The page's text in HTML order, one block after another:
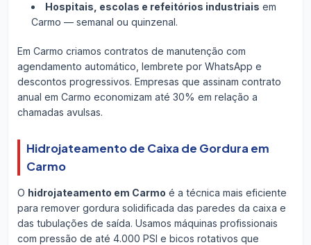
Hospitais, escolas e refeitórios industriais em
Carmo — semanal ou quinzenal.
Em Carmo criamos contratos de manutenção com
agendamento automático, lembrete por WhatsApp e
descontos progressivos. Empresas que assinam contrato
anual em Carmo economizam até 30% em relação a
chamadas avulsas.
Hidrojateamento de Caixa de Gordura em
Carmo
O hidrojateamento em Carmo é a técnica mais eficiente
para remover gordura solidificada das paredes da caixa e
das tubulações de saída. Usamos máquinas profissionais
com pressão de até 4.000 PSI e bicos rotativos que